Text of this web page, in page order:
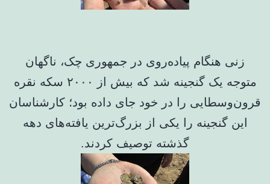
زنی هنگام پیاده‌روی در جمهوری چک، ناگهان
متوجه یک گنجینه شد که بیش از ۲۰۰۰ سکه نقره
قرون‌وسطایی را در خود جای داده بود؛ کارشناسان
این گنجینه را یکی از بزرگ‌ترین یافته‌های دهه
گذشته توصیف کردند.